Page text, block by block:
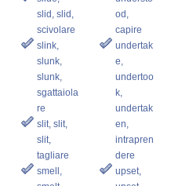
slid, slid,
scivolare
slink,
slunk,
slunk,
sgattaiola
re
slit, slit,
slit,
tagliare
smell,
od,
capire
undertak
e,
undertoo
k,
undertak
en,
intrapren
dere
upset,